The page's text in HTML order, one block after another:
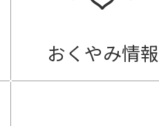
おくやみ情報